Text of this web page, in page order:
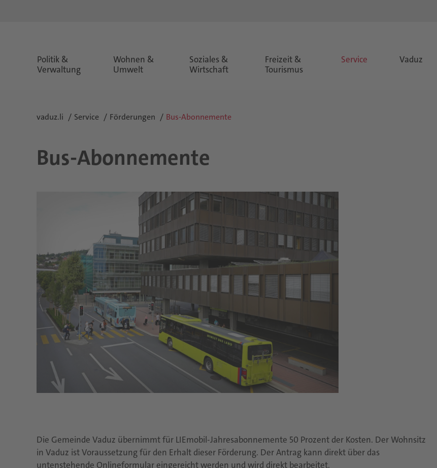
Politik &
Verwaltung
Wohnen &
Umwelt
Soziales &
Wirtschaft
Freizeit &
Tourismus
Service Vaduz
vaduz.li Service Förderungen Bus-Abonnemente
Bus-Abonnemente
Die Gemeinde Vaduz übernimmt für LIEmobil-Jahresabonnemente 50 Prozent der Kosten. Der Wohnsitz
in Vaduz ist Voraussetzung für den Erhalt dieser Förderung. Der Antrag kann direkt über das
untenstehende Onlineformular eingereicht werden und wird direkt bearbeitet.